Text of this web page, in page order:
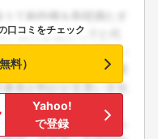
口コミをチェック
料）
Yahoo!
で登録